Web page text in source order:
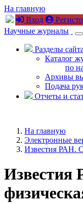
На главную
Вход
Научные журналы
Разделы сайта
Каталог
по
Архивы
Подача
Отчеты и
На главную
Электронные
Известия РАН.
Известия